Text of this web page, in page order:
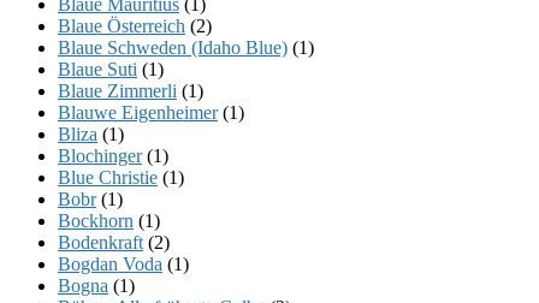
Blaue Österreich (2)
Blaue Schweden (Idaho Blue) (1)
Blaue Suti (1)
Blaue Zimmerli (1)
Blauwe Eigenheimer(1)
Bliza (1)
Blochinger(1)
Blue Christie (1)
Bobr(1)
Bockhorn (1)
Bodenkraft (2)
Bogdan Voda (1)
Bogna (1)